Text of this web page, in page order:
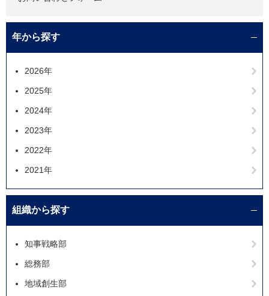
年から探す
2026年
2025年
2024年
2023年
2022年
2021年
組織から探す
知事戦略部
総務部
地域創生部